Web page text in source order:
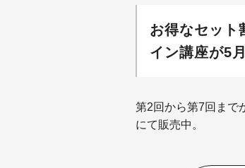
お得なセット
イン講座が5
第2回から第7回まで
にて販売中。